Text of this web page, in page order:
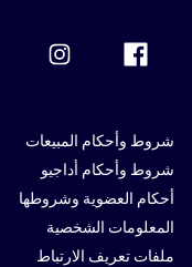
Accor Facebook
شروط وأحكام المبيعات
شروط وأحكام أداجيو
أحكام العضوية وشروطها
المعلومات الشخصية
ملفات تعريف الارتباط